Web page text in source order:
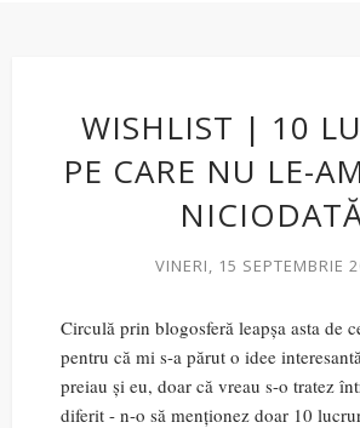
WISHLIST | 10
PE CARE NU LE-
VINERI, 15 SEPTEMBRIE
Circulă prin blogosferă leapșa asta de
pentru că mi s-a părut o idee
preiau și eu, doar că vreau s-o tratez
diferit - n-o să menționez doar 10